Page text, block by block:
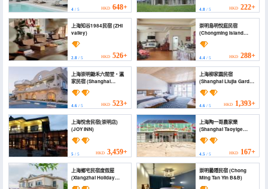
4 / 5 HKD 648+ 4.8/ 5 HKD 222+
上海知谷1984民宿 (ZHI
valley)
2.8 / 5 HKD 526+
崇明島明悅庭民宿
(Chongming Island
Mingyueting
Homestay)
4.4/ 5 HKD 288+
上海崇明鋤禾六間堂・瀛
家民宿 (Shanghai
Chongming Chuhe
Liujiantang ・ Yingjia
Homestay)
4.6 / 5 HKD 523+
上海柳家園民宿
(Shanghai Liujia Garden
Homestay)
4.6/ 5 HKD 1,393+
上海悅舍民宿(崇明店)
(JOY INN)
5 / 5 HKD 3,459+
上海陶一哥農家樂
(Shanghai Taoyige
Farm Stay)
4.5/ 5 HKD 167+
上海鄉宅民宿度假屋
(Xiangzhai Holiday
Guesthouse)
崇明曇隱民宿 (Chong
Ming Tan Yin B&B)